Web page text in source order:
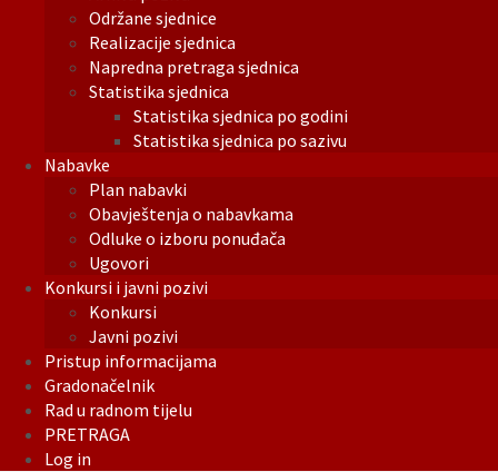
Održane sjednice
Realizacije sjednica
Napredna pretraga sjednica
Statistika sjednica
Statistika sjednica po godini
Statistika sjednica po sazivu
Nabavke
Plan nabavki
Obavještenja o nabavkama
Odluke o izboru ponuđača
Ugovori
Konkursi i javni pozivi
Konkursi
Javni pozivi
Pristup informacijama
Gradonačelnik
Rad u radnom tijelu
PRETRAGA
Log in